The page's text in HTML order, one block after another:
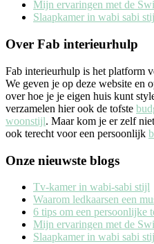
Mijn ervaringen met de
Slaapkamer in wabi sabi
Over Fab interieurhulp
Fab interieurhulp is het platform
We geven je op deze website en
over hoe je je eigen huis kunt
verzamelen hier ook de tofste
woonstijl. Maar kom je er zelf
ook terecht voor een persoonlijk
Onze nieuwste blogs
Tv-kamer in wabi-sabi stijl
Waarom ledkaarsen een
6 tips om een persoonlijke
Mijn ervaringen met de
Slaapkamer in wabi sabi